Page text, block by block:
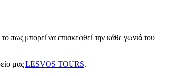
πως μπορεί να επισκεφθεί την κάθε γωνιά του
μας LESVOS TOURS.